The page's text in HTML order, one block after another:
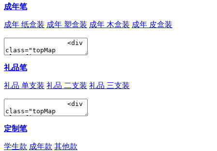
成年笔
成年 纸盒装 成年 塑盒装 成年 木盒装 成年 皮盒装
礼品笔
礼品 单支装 礼品 二支装 礼品 三支装
定制笔
学生款 成年款 其他款